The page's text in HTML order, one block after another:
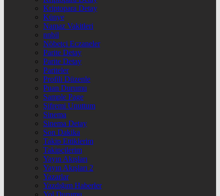
Kriptopara Detay
Künye
Namaz Vakitleri
nnbil
Nöbetçi Eczaneler
Parite Detay
Parite Detay
Pariteler
Profili Düzenle
Puan Durumu
Sample Page
Şifremi Unuttum
Sinema
Sinema Detay
Son Dakika
Takip Ettiklerim
Takipçilerim
Yayın Akışları
Yayın Akışları 2
Yazarlar
Yazdığım Haberler